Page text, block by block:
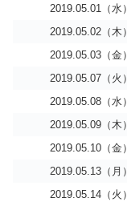
2019.05.01（水）
2019.05.02（木）
2019.05.03（金）
2019.05.07（火）
2019.05.08（水）
2019.05.09（木）
2019.05.10（金）
2019.05.13（月）
2019.05.14（火）